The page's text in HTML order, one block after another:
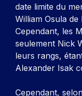
date limite du
William Osula
Cependant, les
seulement Nick
leurs rangs,
Alexander Isak
Cependant,